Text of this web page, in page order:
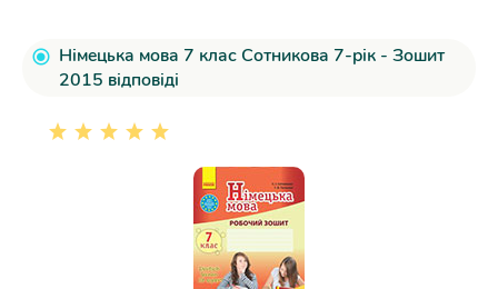
Німецька мова 7 клас Сотникова 7-рік - Зошит
2015 відповіді